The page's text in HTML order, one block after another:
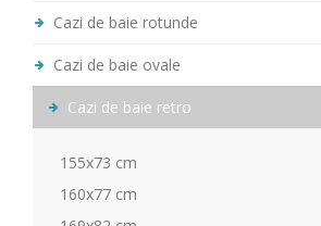
Cazi de baie rotunde
Cazi de baie ovale
Cazi de baie retro
155x73 cm
160x77 cm